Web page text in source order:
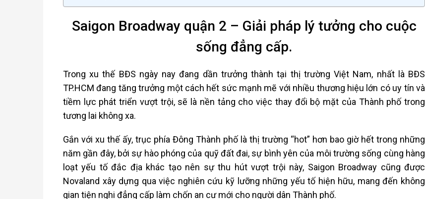
Saigon Broadway quận 2 – Giải pháp lý tưởng cho cuộc
sống đẳng cấp.
Trong xu thế BĐS ngày nay đang dần trưởng thành tại thị trường Việt Nam, nhất là BĐS
TP.HCM đang tăng trưởng một cách hết sức mạnh mẽ với nhiều thương hiệu lớn có uy tín và
tiềm lực phát triển vượt trội, sẽ là nền tảng cho việc thay đổi bộ mặt của Thành phố trong
tương lai không xa.
Gắn với xu thế ấy, trục phía Đông Thành phố là thị trường “hot” hơn bao giờ hết trong những
năm gần đây, bởi sự hào phóng của quỹ đất đai, sự bình yên của môi trường sống cùng hàng
loạt yếu tố đắc địa khác tạo nên sự thu hút vượt trội này, Saigon Broadway cũng được
Novaland xây dựng qua việc nghiên cứu kỹ lưỡng những yếu tố hiện hữu, mang đến không
gian tiện nghi đẳng cấp làm chốn an cư mới cho người dân Thành phố.